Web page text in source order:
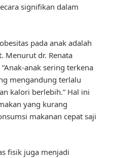
signifikan dalam
pada anak adalah
Menurut dr. Renata
anak sering terkena
mengandung terlalu
kalori berlebih.” Hal ini
yang kurang
makanan cepat saji
fisik juga menjadi